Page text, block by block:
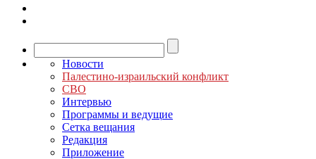
Новости
Палестино-израильский конфликт
СВО
Интервью
Программы и ведущие
Сетка вещания
Редакция
Приложение